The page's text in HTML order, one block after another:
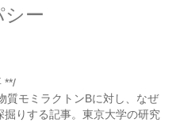
ー
**/
質モミラクトンBに対し、なぜ
りする記事。東京大学の研究